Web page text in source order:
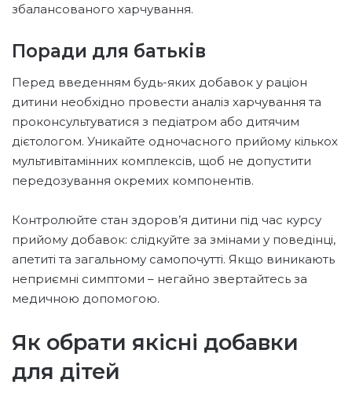
збалансованого харчування.
Поради для батьків
Перед введенням будь-яких добавок у раціон
дитини необхідно провести аналіз харчування та
проконсультуватися з педіатром або дитячим
дієтологом. Уникайте одночасного прийому кількох
мультивітамінних комплексів, щоб не допустити
передозування окремих компонентів.
Контролюйте стан здоров’я дитини під час курсу
прийому добавок: слідкуйте за змінами у поведінці,
апетиті та загальному самопочутті. Якщо виникають
неприємні симптоми – негайно звертайтесь за
медичною допомогою.
Як обрати якісні добавки
для дітей